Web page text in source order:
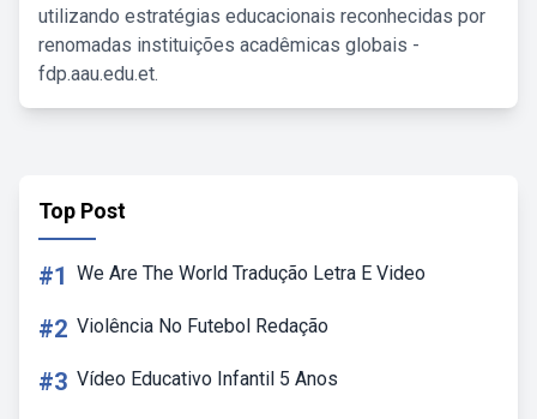
utilizando estratégias educacionais reconhecidas por
renomadas instituições acadêmicas globais -
fdp.aau.edu.et.
Top Post
#1 We Are The World Tradução Letra E Video
#2 Violência No Futebol Redação
#3 Vídeo Educativo Infantil 5 Anos